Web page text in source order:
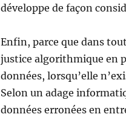
développe de façon
Enfin, parce que dans
justice algorithmique en
données, lorsqu’elle
Selon un adage
données erronées en